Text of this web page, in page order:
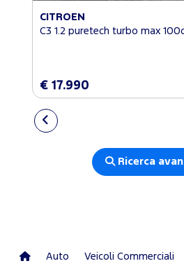
CITROEN
C3 1.2 puretech turbo max
€ 17.990
Ricerca
Auto Veicoli Commerciali